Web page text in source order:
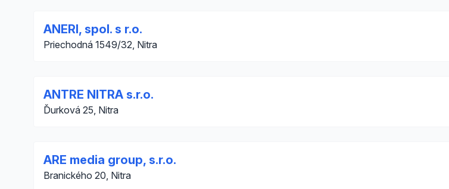
ANERI, spol. s r.o.
Priechodná 1549/32, Nitra
ANTRE NITRA s.r.o.
Ďurková 25, Nitra
ARE media group, s.r.o.
Branického 20, Nitra